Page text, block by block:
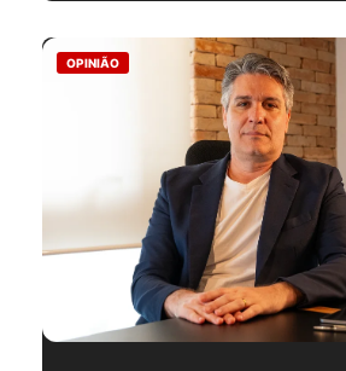
OPINIÃO